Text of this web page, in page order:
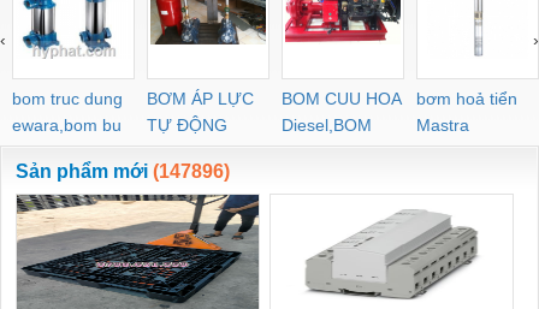
bom truc dung
ewara,bom bu
ewara
BƠM ÁP LỰC
TỰ ĐỘNG
BOM CUU HOA
Diesel,BOM
CHUA CHAY
bơm hoả tiển
Mastra
‹ ›
Sản phẩm mới (147896)